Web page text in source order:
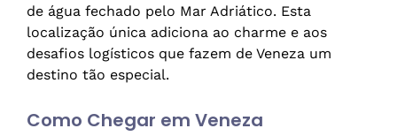
de água fechado pelo Mar Adriático. Esta
localização única adiciona ao charme e aos
desafios logísticos que fazem de Veneza um
destino tão especial.
Como Chegar em Veneza